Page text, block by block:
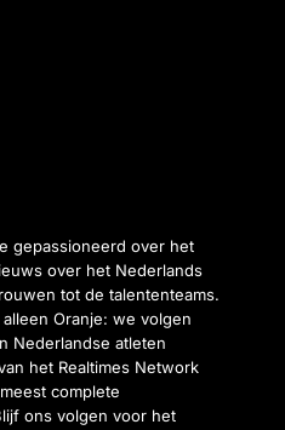
gepassioneerd over het
over het Nederlands
tot de talententeams.
Oranje: we volgen
Nederlandse atleten
het Realtimes Network
complete
ons volgen voor het